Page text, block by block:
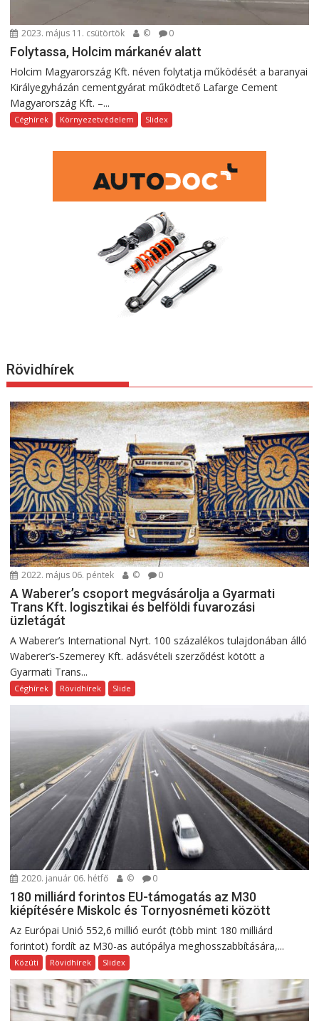
2023. május 11. csütörtök © 0
Folytassa, Holcim márkanév alatt
Holcim Magyarország Kft. néven folytatja működését a baranyai
Királyegyházán cementgyárat működtető Lafarge Cement
Magyarország Kft. –...
Céghírek Környezetvédelem Slidex
Rövidhírek
2022. május 06. péntek © 0
A Waberer’s csoport megvásárolja a Gyarmati
Trans Kft. logisztikai és belföldi fuvarozási
üzletágát
A Waberer’s International Nyrt. 100 százalékos tulajdonában álló
Waberer’s-Szemerey Kft. adásvételi szerződést kötött a
Gyarmati Trans...
Céghírek Rövidhírek Slide
2020. január 06. hétfő © 0
180 milliárd forintos EU-támogatás az M30
kiépítésére Miskolc és Tornyosnémeti között
Az Európai Unió 552,6 millió eurót (több mint 180 milliárd
forintot) fordít az M30-as autópálya meghosszabbítására,...
Közúti Rövidhírek Slidex